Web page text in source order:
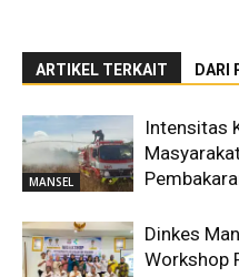
ARTIKEL TERKAIT DARI
MANSEL
Intensitas
Dinkes
Workshop